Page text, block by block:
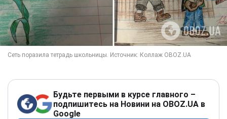
Будьте первыми в курсе главного –
подпишитесь на Новини на OBOZ.UA в
Google